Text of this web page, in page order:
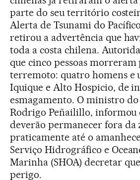
parte do seu território
Alerta de Tsunami do
retirou a advertência que
toda a costa chilena.
que cinco pessoas morreram
terremoto: quatro homens e
Iquique e Alto Hospicio, de
esmagamento. O ministro
Rodrigo Peñailillo, informou
deverão permanecer fora da
praticamente até o
Serviço Hidrográfico e
Marinha (SHOA) decretar
perigo.